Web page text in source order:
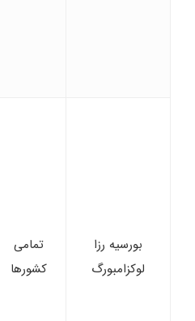
بورسیه رزا
لوکزامبورگ
تمامی
کشورها